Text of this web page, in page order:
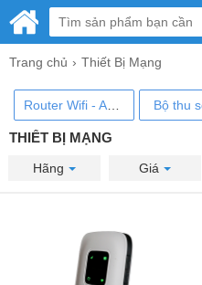
Trang chủ Thiết Bị Mạng
Bộ thu
THIẾT BỊ MẠNG
Hãng Giá